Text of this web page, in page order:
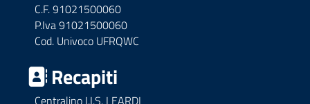
C.F. 91021500060
P.Iva 91021500060
Cod. Univoco UFRQWC
Recapiti
Centralino I.I.S. LEARDI